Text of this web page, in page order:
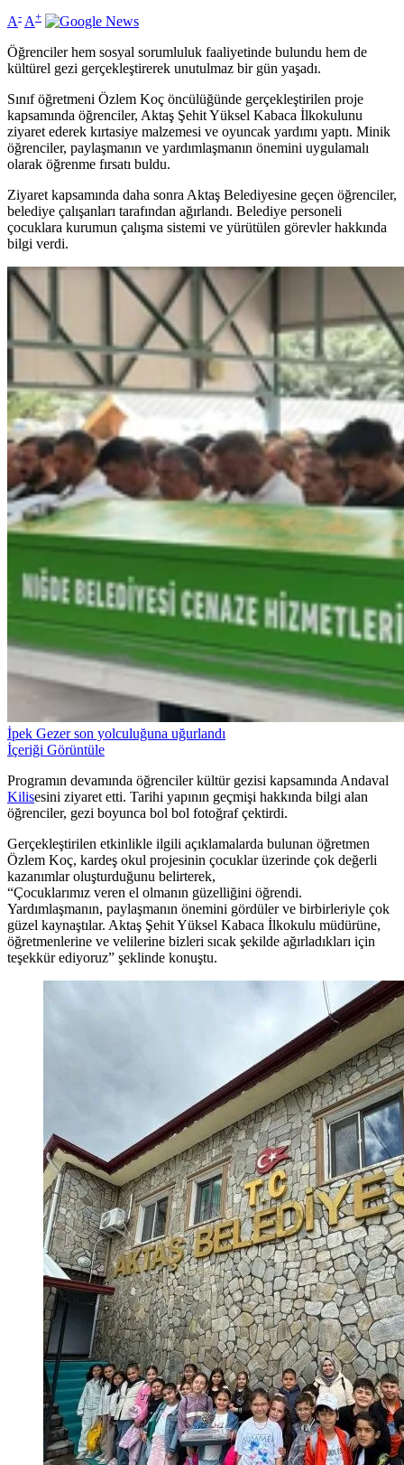
A- A+
Öğrenciler hem sosyal sorumluluk faaliyetinde bulundu hem de
kültürel gezi gerçekleştirerek unutulmaz bir gün yaşadı.
Sınıf öğretmeni Özlem Koç öncülüğünde gerçekleştirilen proje
kapsamında öğrenciler, Aktaş Şehit Yüksel Kabaca İlkokulunu
ziyaret ederek kırtasiye malzemesi ve oyuncak yardımı yaptı. Minik
öğrenciler, paylaşmanın ve yardımlaşmanın önemini uygulamalı
olarak öğrenme fırsatı buldu.
Ziyaret kapsamında daha sonra Aktaş Belediyesine geçen öğrenciler,
belediye çalışanları tarafından ağırlandı. Belediye personeli
çocuklara kurumun çalışma sistemi ve yürütülen görevler hakkında
bilgi verdi.
İpek Gezer son yolculuğuna uğurlandı
İçeriği Görüntüle
Programın devamında öğrenciler kültür gezisi kapsamında Andaval
Kilisesini ziyaret etti. Tarihi yapının geçmişi hakkında bilgi alan
öğrenciler, gezi boyunca bol bol fotoğraf çektirdi.
Gerçekleştirilen etkinlikle ilgili açıklamalarda bulunan öğretmen
Özlem Koç, kardeş okul projesinin çocuklar üzerinde çok değerli
kazanımlar oluşturduğunu belirterek,
“Çocuklarımız veren el olmanın güzelliğini öğrendi.
Yardımlaşmanın, paylaşmanın önemini gördüler ve birbirleriyle çok
güzel kaynaştılar. Aktaş Şehit Yüksel Kabaca İlkokulu müdürüne,
öğretmenlerine ve velilerine bizleri sıcak şekilde ağırladıkları için
teşekkür ediyoruz” şeklinde konuştu.